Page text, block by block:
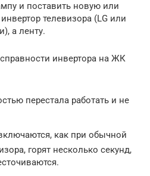
и поставить новую или
телевизора (LG или
а ленту.
инвертора на ЖК
перестала работать и не
как при обычной
горят несколько секунд,